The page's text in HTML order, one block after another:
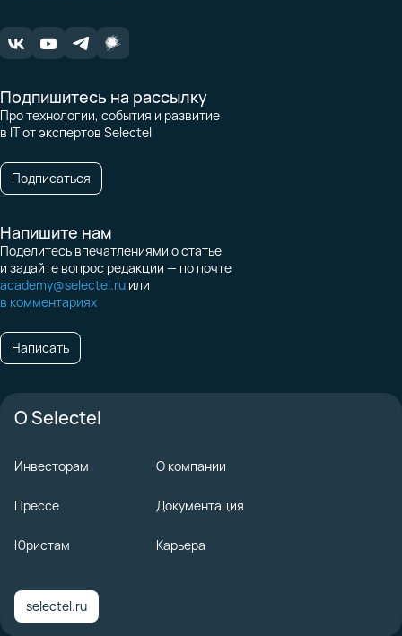
Подпишитесь на рассылку
Про технологии, события и развитие
в IT от экспертов Selectel
Подписаться
Напишите нам
Поделитесь впечатлениями о статье
и задайте вопрос редакции — по почте
academy@selectel.ru или
в комментариях
Написать
О Selectel
Инвесторам О компании
Прессе Документация
Юристам Карьера
selectel.ru